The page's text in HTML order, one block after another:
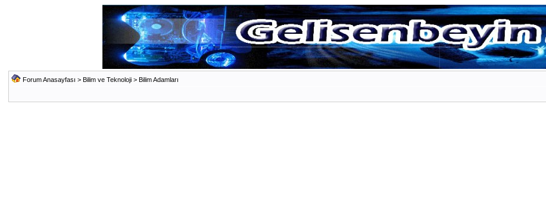
Forum Anasayfası > Bilim ve Teknoloji> Bilim Adamları